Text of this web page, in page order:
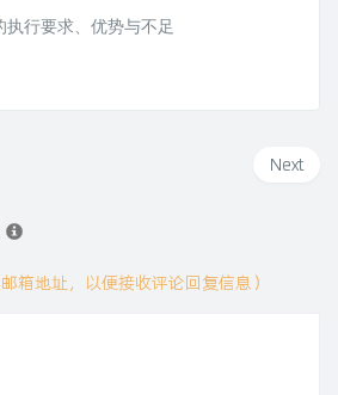
执行要求、优势与不足
Next
箱地址，以便接收评论回复信息）